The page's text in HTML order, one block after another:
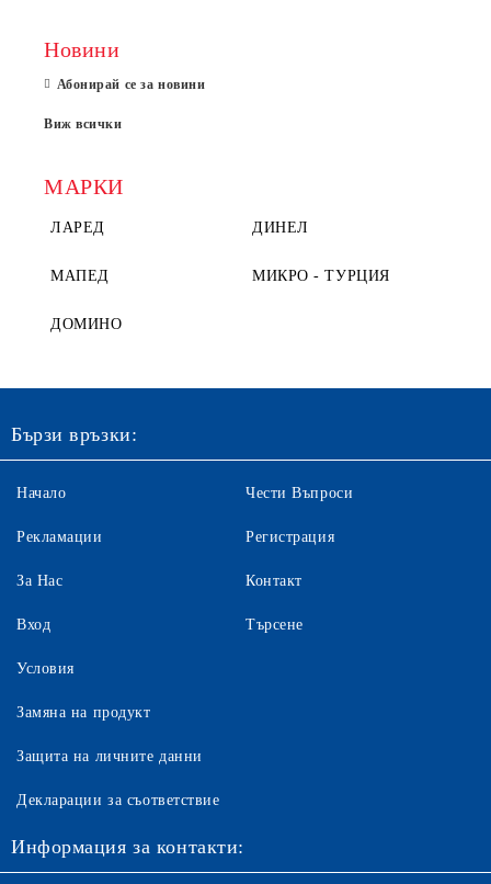
Новини
Абонирай се за новини
Виж всички
МАРКИ
ЛАРЕД ДИНЕЛ
МАПЕД МИКРО - ТУРЦИЯ
ДОМИНО
Бързи връзки:
Начало
Рекламации
За Нас
Вход
Чести Въпроси
Регистрация
Контакт
Търсене
Условия
Замяна на продукт
Защита на личните данни
Декларации за съответствие
Информация за контакти: